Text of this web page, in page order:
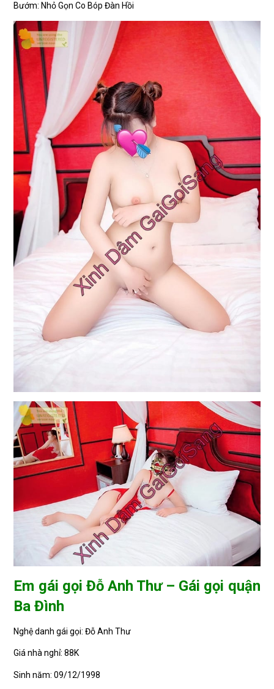
Bướm: Nhỏ Gọn Co Bóp Đàn Hồi
Em gái gọi Đỗ Anh Thư – Gái gọi quận
Ba Đình
Nghệ danh gái gọi: Đỗ Anh Thư
Giá nhà nghỉ: 88K
Sinh năm: 09/12/1998